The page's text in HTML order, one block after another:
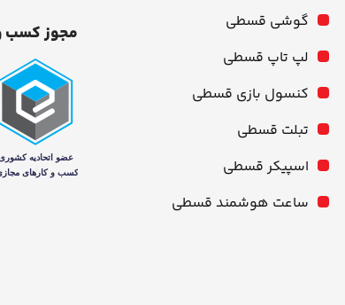
گوشی قسطی
لپ تاپ قسطی
کنسول بازی قسطی
تبلت قسطی
اسپیکر قسطی
ساعت هوشمند قسطی
مجوز کسب